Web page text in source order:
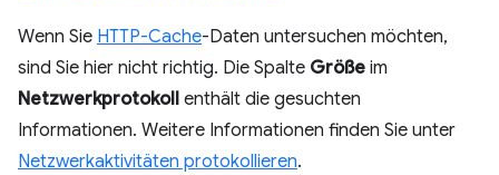
Wenn Sie HTTP-Cache-Daten untersuchen möchten,
sind Sie hier nicht richtig. Die Spalte Größe im
Netzwerkprotokoll enthält die gesuchten
Informationen. Weitere Informationen finden Sie unter
Netzwerkaktivitäten protokollieren.